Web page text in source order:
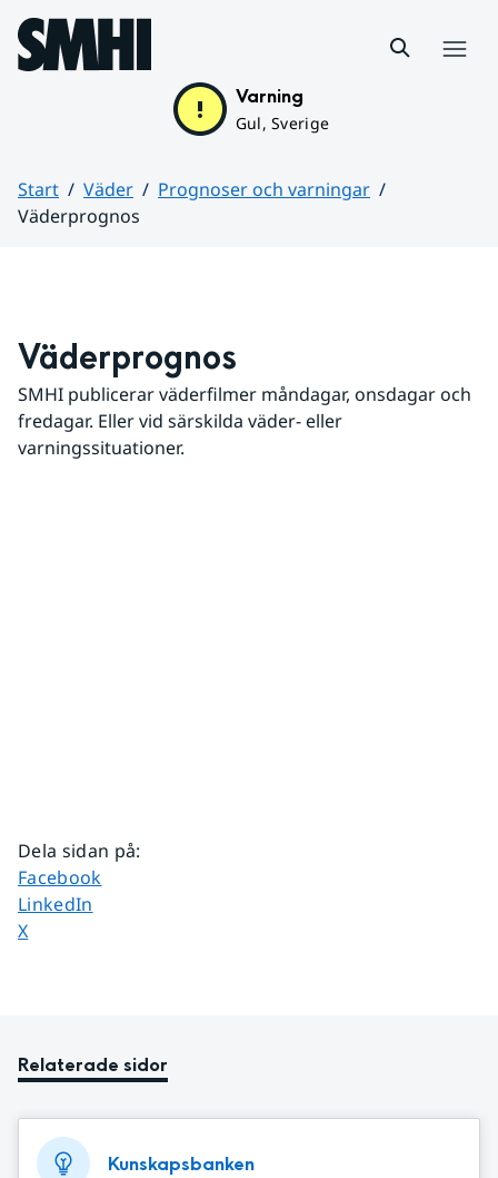
Hoppa till sidans innehåll
Varning
Gul, Sverige
Start Väder
Prognoser och varningar
Väderprognos
Väderprognos
SMHI publicerar väderfilmer måndagar, onsdagar och
fredagar. Eller vid särskilda väder- eller
varningssituationer.
Dela sidan på:
Dela sidan på
Facebook
Dela sidan på
LinkedIn
Dela sidan på
X
Relaterade sidor
Kunskapsbanken